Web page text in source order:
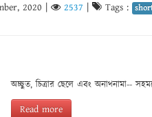
2020 2537 Tags :
অচ্ছুত, চিত্রার ছেলে এবং অনাথনামা--
Read more